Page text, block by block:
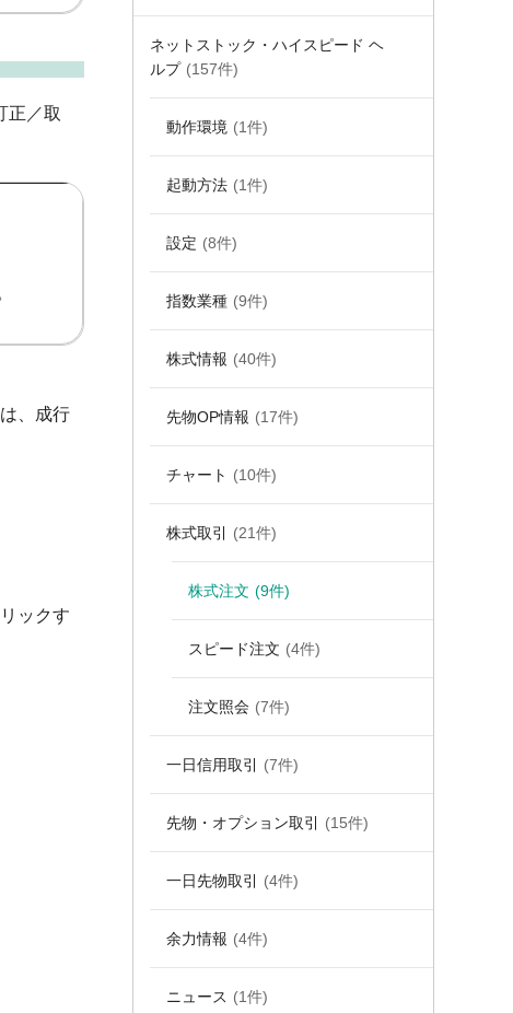
ネットストック・ハイスピード ヘ
ルプ (157件)
動作環境 (1件)
起動方法 (1件)
設定 (8件)
指数業種 (9件)
株式情報 (40件)
先物OP情報 (17件)
チャート (10件)
株式取引 (21件)
株式注文 (9件)
スピード注文 (4件)
注文照会 (7件)
一日信用取引 (7件)
先物・オプション取引 (15件)
一日先物取引 (4件)
余力情報 (4件)
ニュース (1件)
正／取
、成行
ックす